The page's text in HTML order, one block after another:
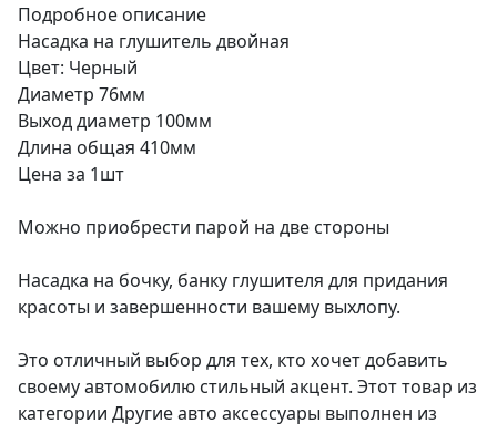
Подробное описание
Насадка на глушитель двойная
Цвет: Черный
Диаметр 76мм
Выход диаметр 100мм
Длина общая 410мм
Цена за 1шт
Можно приобрести парой на две стороны
Насадка на бочку, банку глушителя для придания
красоты и завершенности вашему выхлопу.
Это отличный выбор для тех, кто хочет добавить
своему автомобилю стильный акцент. Этот товар из
категории Другие авто аксессуары выполнен из